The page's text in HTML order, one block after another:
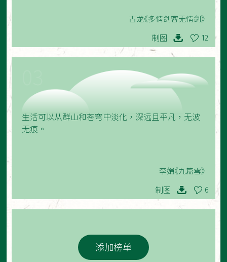
古龙《多情剑客无情剑》
制图 12
生活可以从群山和苍穹中淡化，深远且平凡，无波
无痕。
李娟《九篇雪》
制图 6
添加榜单